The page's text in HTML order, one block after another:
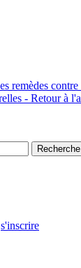
Recherche
s'inscrire